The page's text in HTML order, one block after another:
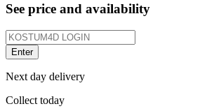
See price and availability
Enter
Next day delivery
Collect today